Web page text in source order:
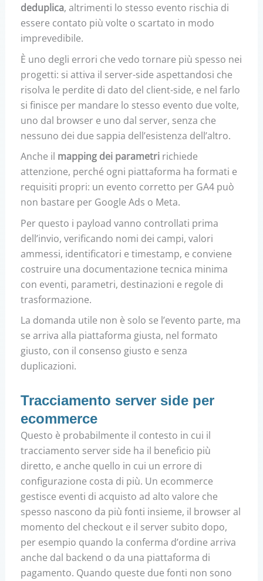
deduplica, altrimenti lo stesso evento rischia di
essere contato più volte o scartato in modo
imprevedibile.
È uno degli errori che vedo tornare più spesso nei
progetti: si attiva il server-side aspettandosi che
risolva le perdite di dato del client-side, e nel farlo
si finisce per mandare lo stesso evento due volte,
uno dal browser e uno dal server, senza che
nessuno dei due sappia dell’esistenza dell’altro.
Anche il mapping dei parametririchiede
attenzione, perché ogni piattaforma ha formati e
requisiti propri: un evento corretto per GA4 può
non bastare per Google Ads o Meta.
Per questo i payload vanno controllati prima
dell’invio, verificando nomi dei campi, valori
ammessi, identificatori e timestamp, e conviene
costruire una documentazione tecnica minima
con eventi, parametri, destinazioni e regole di
trasformazione.
La domanda utile non è solo se l’evento parte, ma
se arriva alla piattaforma giusta, nel formato
giusto, con il consenso giusto e senza
duplicazioni.
Tracciamento server side per
ecommerce
Questo è probabilmente il contesto in cui il
tracciamento server side ha il beneficio più
diretto, e anche quello in cui un errore di
configurazione costa di più. Un ecommerce
gestisce eventi di acquisto ad alto valore che
spesso nascono da più fonti insieme, il browser al
momento del checkout e il server subito dopo,
per esempio quando la conferma d’ordine arriva
anche dal backend o da una piattaforma di
pagamento. Quando queste due fonti non sono